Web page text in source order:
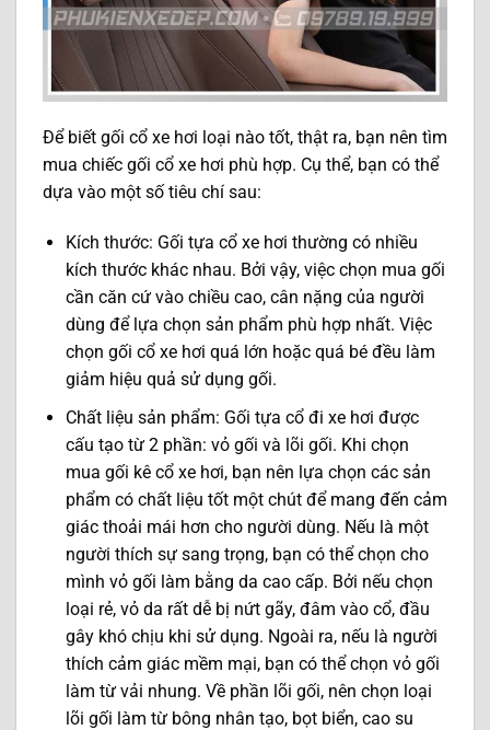
Để biết gối cổ xe hơi loại nào tốt, thật ra, bạn nên tìm
mua chiếc gối cổ xe hơi phù hợp. Cụ thể, bạn có thể
dựa vào một số tiêu chí sau:
Kích thước: Gối tựa cổ xe hơi thường có nhiều
kích thước khác nhau. Bởi vậy, việc chọn mua gối
cần căn cứ vào chiều cao, cân nặng của người
dùng để lựa chọn sản phẩm phù hợp nhất. Việc
chọn gối cổ xe hơi quá lớn hoặc quá bé đều làm
giảm hiệu quả sử dụng gối.
Chất liệu sản phẩm: Gối tựa cổ đi xe hơi được
cấu tạo từ 2 phần: vỏ gối và lõi gối. Khi chọn
mua gối kê cổ xe hơi, bạn nên lựa chọn các sản
phẩm có chất liệu tốt một chút để mang đến cảm
giác thoải mái hơn cho người dùng. Nếu là một
người thích sự sang trọng, bạn có thể chọn cho
mình vỏ gối làm bằng da cao cấp. Bởi nếu chọn
loại rẻ, vỏ da rất dễ bị nứt gãy, đâm vào cổ, đầu
gây khó chịu khi sử dụng. Ngoài ra, nếu là người
thích cảm giác mềm mại, bạn có thể chọn vỏ gối
làm từ vải nhung. Về phần lõi gối, nên chọn loại
lõi gối làm từ bông nhân tạo, bọt biển, cao su